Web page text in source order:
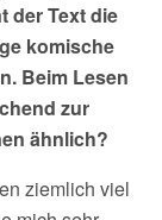
der Text die
komische
Beim Lesen
zur
ähnlich?
ziemlich viel